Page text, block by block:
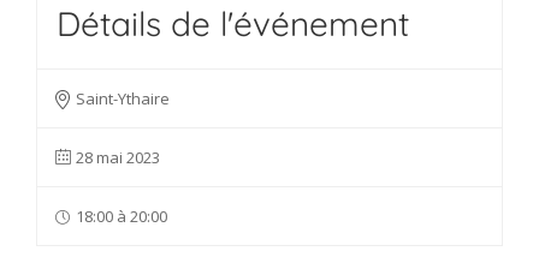
Détails de l'événement
Saint-Ythaire
28 mai 2023
18:00 à 20:00